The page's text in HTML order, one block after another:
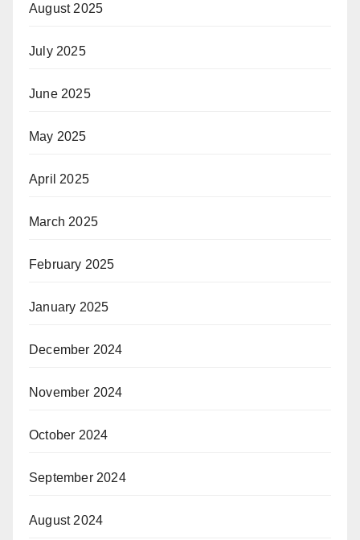
August 2025
July 2025
June 2025
May 2025
April 2025
March 2025
February 2025
January 2025
December 2024
November 2024
October 2024
September 2024
August 2024